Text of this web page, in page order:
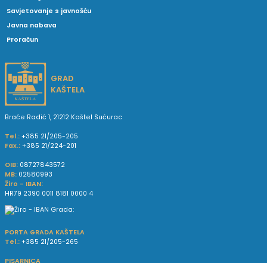
Savjetovanje s javnošću
Javna nabava
Proračun
GRAD
KAŠTELA
Braće Radić 1, 21212 Kaštel Sućurac
Tel.: +385 21/205-205
Fax.: +385 21/224-201
OIB: 08727843572
MB: 02580993
Žiro - IBAN:
HR79 2390 0011 8181 0000 4
PORTA GRADA KAŠTELA
Tel.: +385 21/205-265
PISARNICA